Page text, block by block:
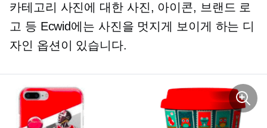
카테고리 사진에 대한 사진, 아이콘, 브랜드 로
고 등 Ecwid에는 사진을 멋지게 보이게 하는 디
자인 옵션이 있습니다.